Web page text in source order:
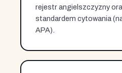
rejestr angielszczyzny
standardem cytowania
APA).